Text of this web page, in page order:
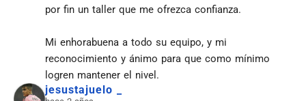
por fin un taller que me ofrezca confianza.
Mi enhorabuena a todo su equipo, y mi
reconocimiento y ánimo para que como mínimo
logren mantener el nivel.
jesustajuelo _